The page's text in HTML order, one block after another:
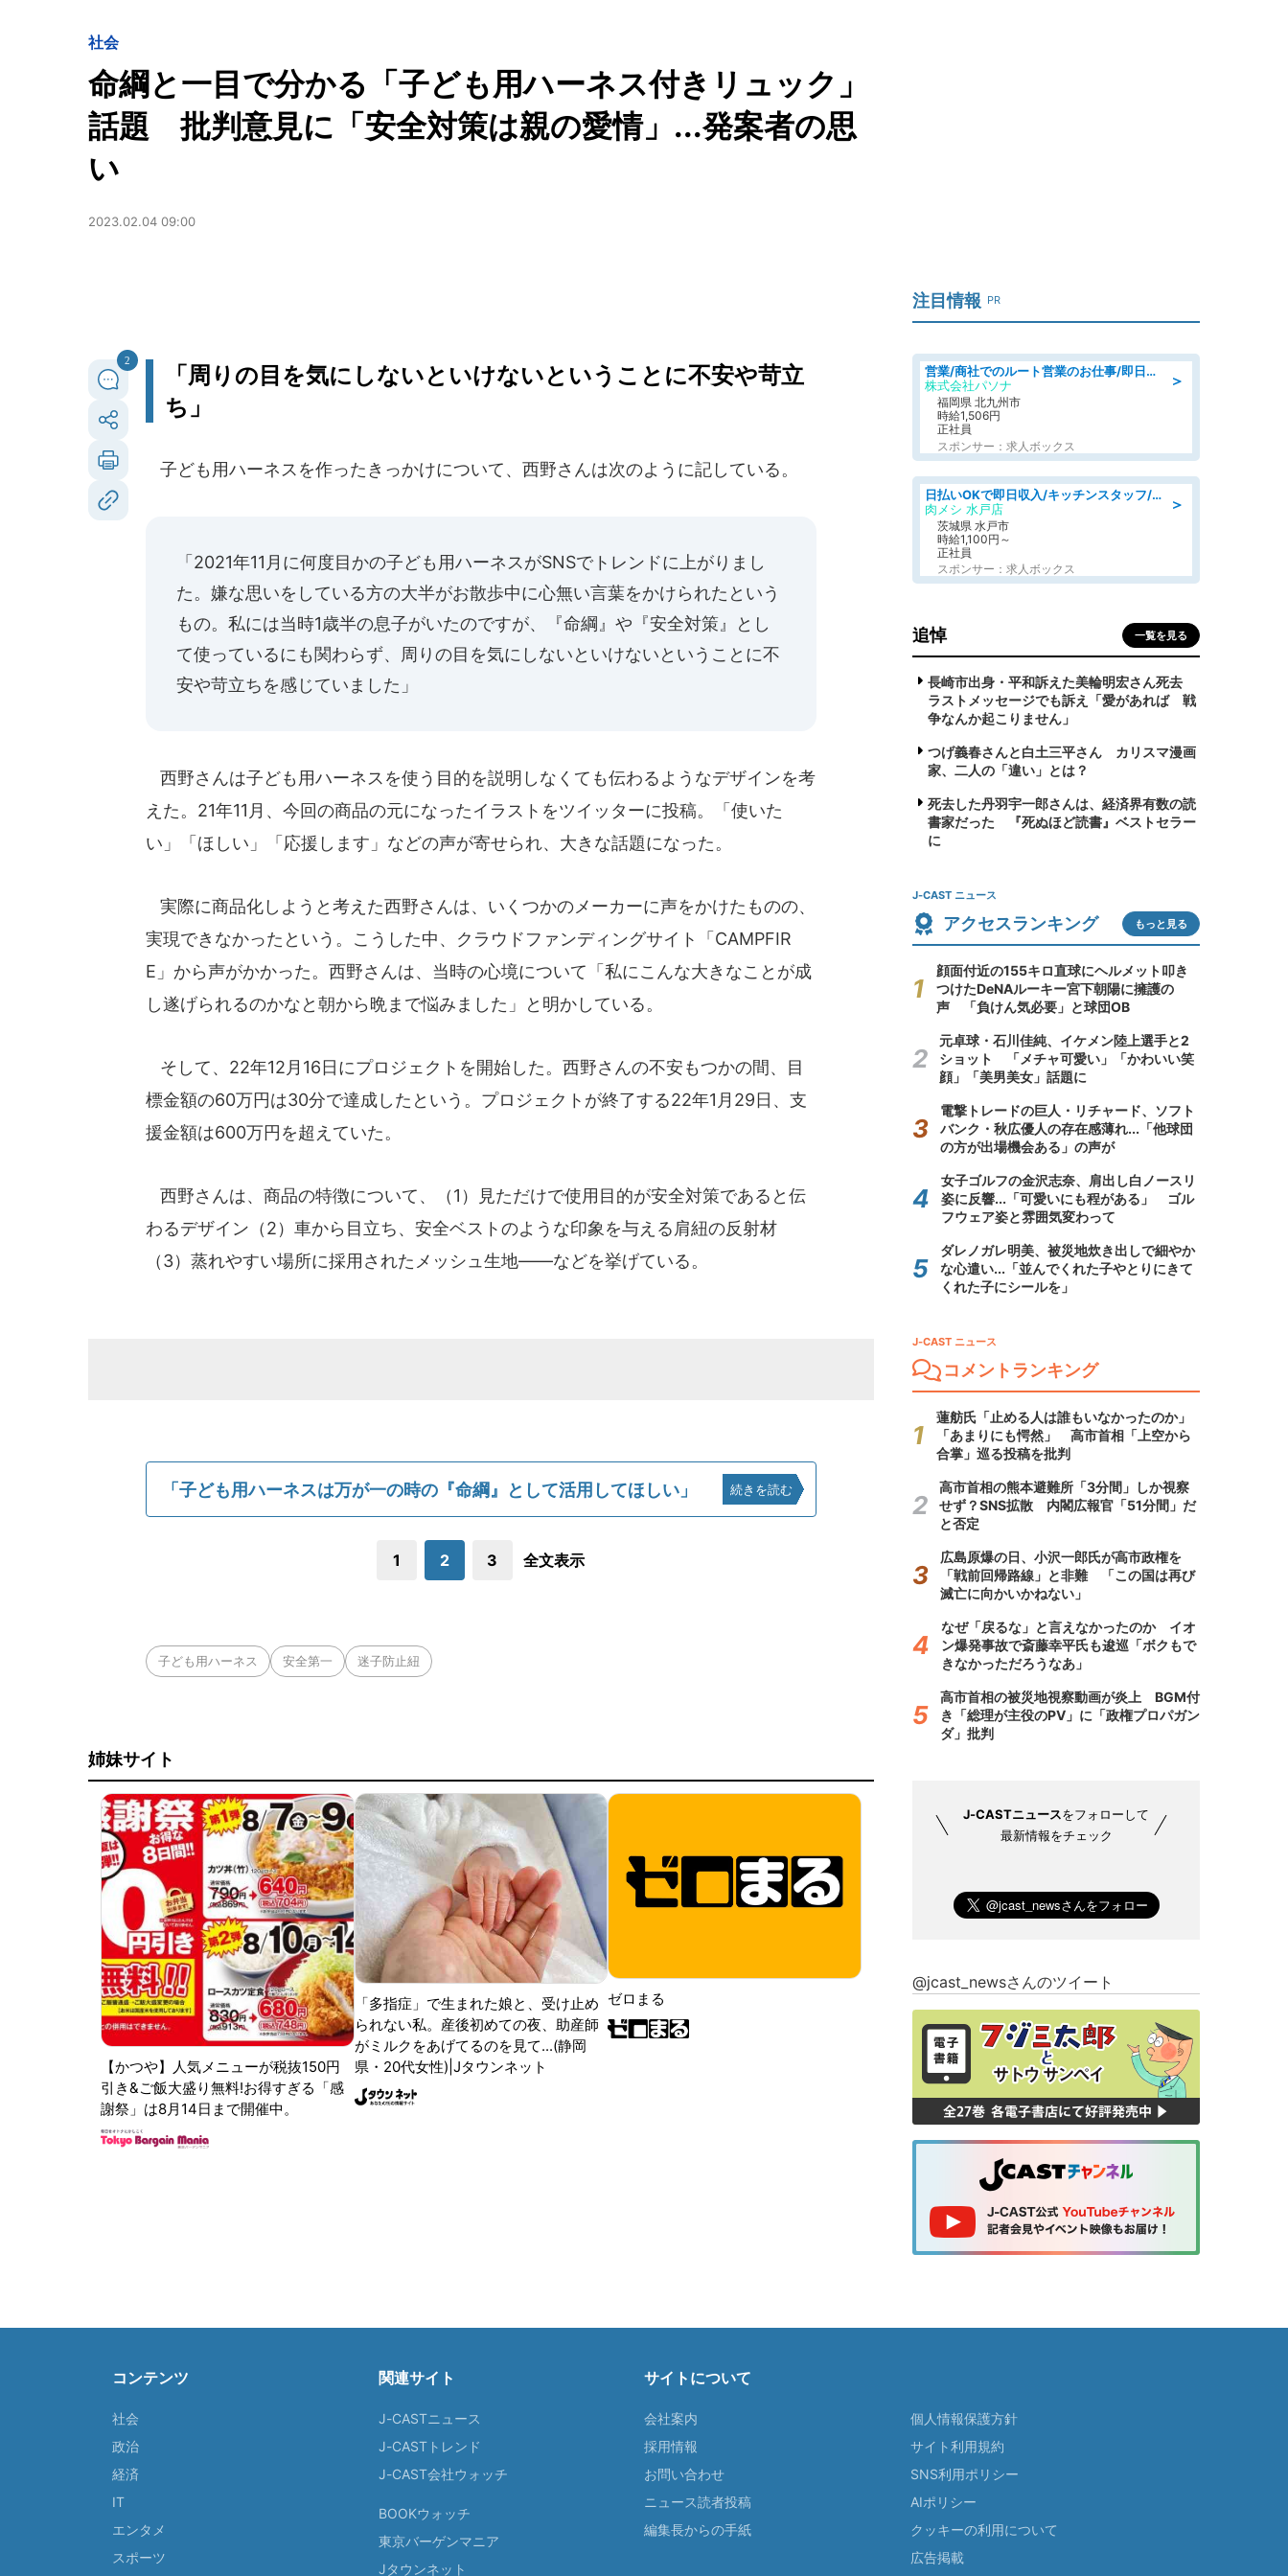
社会
命綱と一目で分かる「子ども用ハーネス付きリュック」
話題 批判意見に「安全対策は親の愛情」...発案者の思
い
2023.02.04 09:00
2
「周りの目を気にしないといけないということに不安や苛立
ち」
子ども用ハーネスを作ったきっかけについて、西野さんは次のように記している。
「2021年11月に何度目かの子ども用ハーネスがSNSでトレンドに上がりまし
た。嫌な思いをしている方の大半がお散歩中に心無い言葉をかけられたという
もの。私には当時1歳半の息子がいたのですが、『命綱』や『安全対策』とし
て使っているにも関わらず、周りの目を気にしないといけないということに不
安や苛立ちを感じていました」
西野さんは子ども用ハーネスを使う目的を説明しなくても伝わるようなデザインを考
えた。21年11月、今回の商品の元になったイラストをツイッターに投稿。「使いた
い」「ほしい」「応援します」などの声が寄せられ、大きな話題になった。
実際に商品化しようと考えた西野さんは、いくつかのメーカーに声をかけたものの、
実現できなかったという。こうした中、クラウドファンディングサイト「CAMPFIR
E」から声がかかった。西野さんは、当時の心境について「私にこんな大きなことが成
し遂げられるのかなと朝から晩まで悩みました」と明かしている。
そして、22年12月16日にプロジェクトを開始した。西野さんの不安もつかの間、目
標金額の60万円は30分で達成したという。プロジェクトが終了する22年1月29日、支
援金額は600万円を超えていた。
西野さんは、商品の特徴について、（1）見ただけで使用目的が安全対策であると伝
わるデザイン（2）車から目立ち、安全ベストのような印象を与える肩紐の反射材
（3）蒸れやすい場所に採用されたメッシュ生地――などを挙げている。
「子ども用ハーネスは万が一の時の『命綱』として活用してほしい」 続きを読む
1 2 3 全文表示
子ども用ハーネス 安全第一 迷子防止紐
姉妹サイト
【かつや】人気メニューが税抜150円
引き&ご飯大盛り無料!お得すぎる「感
謝祭」は8月14日まで開催中。
「多指症」で生まれた娘と、受け止め
られない私。産後初めての夜、助産師
がミルクをあげてるのを見て...(静岡
県・20代女性)|Jタウンネット
ゼロまる
注目情報 PR
＞
営業/商社でのルート営業のお仕事/即日勤務可/車通勤可/営業
株式会社パソナ
福岡県 北九州市
時給1,506円
正社員
スポンサー：求人ボックス
＞
日払いOKで即日収入/キッチンスタッフ/「原付免許必須」デリバリー業務など、自己成長可能な幅広い仕事に挑戦!髪型自由&ピアス・ネイルOK/茨城県/水戸市
肉メシ 水戸店
茨城県 水戸市
時給1,100円～
正社員
スポンサー：求人ボックス
追悼 一覧を見る
長崎市出身・平和訴えた美輪明宏さん死去
ラストメッセージでも訴え「愛があれば 戦
争なんか起こりません」
つげ義春さんと白土三平さん カリスマ漫画
家、二人の「違い」とは？
死去した丹羽宇一郎さんは、経済界有数の読
書家だった 『死ぬほど読書』ベストセラー
に
J-CAST ニュース
アクセスランキング もっと見る
顔面付近の155キロ直球にヘルメット叩き
つけたDeNAルーキー宮下朝陽に擁護の
声 「負けん気必要」と球団OB
元卓球・石川佳純、イケメン陸上選手と2
ショット 「メチャ可愛い」「かわいい笑
顔」「美男美女」話題に
電撃トレードの巨人・リチャード、ソフト
バンク・秋広優人の存在感薄れ...「他球団
の方が出場機会ある」の声が
女子ゴルフの金沢志奈、肩出し白ノースリ
姿に反響...「可愛いにも程がある」 ゴル
フウェア姿と雰囲気変わって
ダレノガレ明美、被災地炊き出しで細やか
な心遣い...「並んでくれた子やとりにきて
くれた子にシールを」
J-CAST ニュース
コメントランキング
蓮舫氏「止める人は誰もいなかったのか」
「あまりにも愕然」 高市首相「上空から
合掌」巡る投稿を批判
高市首相の熊本避難所「3分間」しか視察
せず？SNS拡散 内閣広報官「51分間」だ
と否定
広島原爆の日、小沢一郎氏が高市政権を
「戦前回帰路線」と非難 「この国は再び
滅亡に向かいかねない」
なぜ「戻るな」と言えなかったのか イオ
ン爆発事故で斎藤幸平氏も逡巡「ボクもで
きなかっただろうなあ」
高市首相の被災地視察動画が炎上 BGM付
き「総理が主役のPV」に「政権プロパガン
ダ」批判
J-CASTニュースをフォローして
最新情報をチェック
@jcast_newsさんのツイート
コンテンツ
社会
政治
経済
IT
エンタメ
スポーツ
関連サイト
J-CASTニュース
J-CASTトレンド
J-CAST会社ウォッチ
BOOKウォッチ
東京バーゲンマニア
Jタウンネット
サイトについて
会社案内
採用情報
お問い合わせ
ニュース読者投稿
編集長からの手紙
個人情報保護方針
サイト利用規約
SNS利用ポリシー
AIポリシー
クッキーの利用について
広告掲載